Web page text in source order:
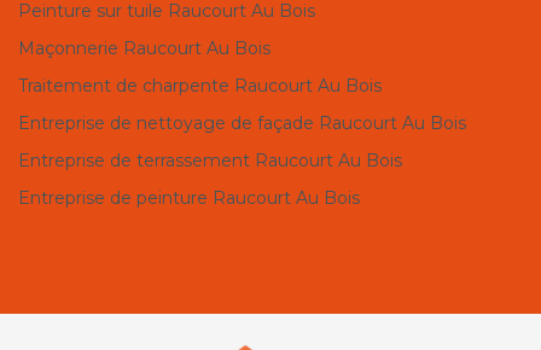
Peinture sur tuile Raucourt Au Bois
Maçonnerie Raucourt Au Bois
Traitement de charpente Raucourt Au Bois
Entreprise de nettoyage de façade Raucourt Au Bois
Entreprise de terrassement Raucourt Au Bois
Entreprise de peinture Raucourt Au Bois